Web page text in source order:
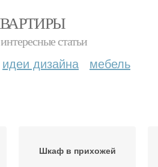
статьи
идеи дизайна мебель
Шкаф в прихожей